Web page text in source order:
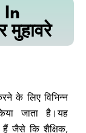
मुहावरे
के लिए विभिन्न
जाता है।यह
हैं जैसे कि शैक्षिक,